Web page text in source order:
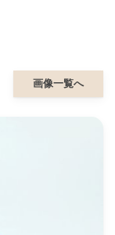
画像一覧へ